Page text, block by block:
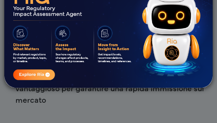
Team con oltre 25 anni di solida presenza nella regione
Comprovata esperienza nelle registrazioni e
presentazioni di dispositivi
End-to-End consulenza normativa per cosmetici.
Approccio strutturato ed economicamente
vantaggioso per garantire una rapida immissione sul
mercato